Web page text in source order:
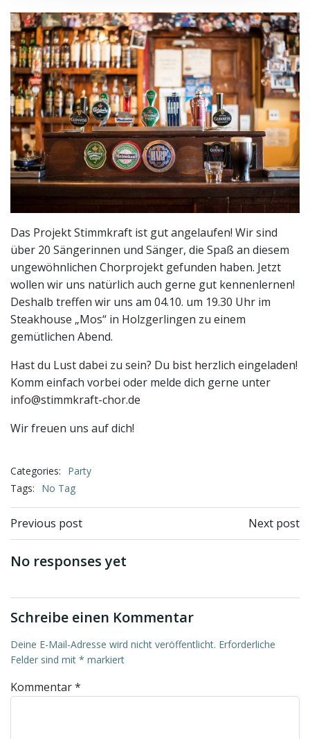
Das Projekt Stimmkraft ist gut angelaufen! Wir sind
über 20 Sängerinnen und Sänger, die Spaß an diesem
ungewöhnlichen Chorprojekt gefunden haben. Jetzt
wollen wir uns natürlich auch gerne gut kennenlernen!
Deshalb treffen wir uns am 04.10. um 19.30 Uhr im
Steakhouse „Mos“ in Holzgerlingen zu einem
gemütlichen Abend.
Hast du Lust dabei zu sein? Du bist herzlich eingeladen!
Komm einfach vorbei oder melde dich gerne unter
info@stimmkraft-chor.de
Wir freuen uns auf dich!
Categories:
Party
Tags:
No Tag
Beitragsnavigation
Previous post Next post
No responses yet
Schreibe einen Kommentar
Deine E-Mail-Adresse wird nicht veröffentlicht. Erforderliche
Felder sind mit * markiert
Kommentar*